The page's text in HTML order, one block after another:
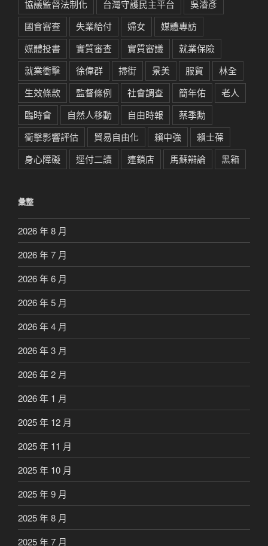
協議監督法制化 台灣守護民主平台
吳濬彥
國會審查
失業給付 婦女
媒體專訪
媒體投書
實質審查 實質審議
就業保險
就業衝擊
徐偉群 掃街 景美 服貿
林全
生效條款
監督條例 社會調查 簡年佑
老人
臨時會
自然人移動 自由時報
蔡季勳
衝擊影響評估
貿易自由化 賴中強
賴士葆
身心障礙
逕付二讀 連鎖店 馬蘇辯論 黑箱
彙整
2026 年 8 月
2026 年 7 月
2026 年 6 月
2026 年 5 月
2026 年 4 月
2026 年 3 月
2026 年 2 月
2026 年 1 月
2025 年 12 月
2025 年 11 月
2025 年 10 月
2025 年 9 月
2025 年 8 月
2025 年 7 月